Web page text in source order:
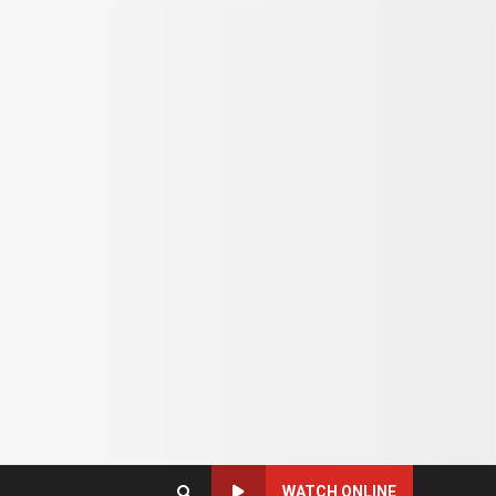
WATCH ONLINE